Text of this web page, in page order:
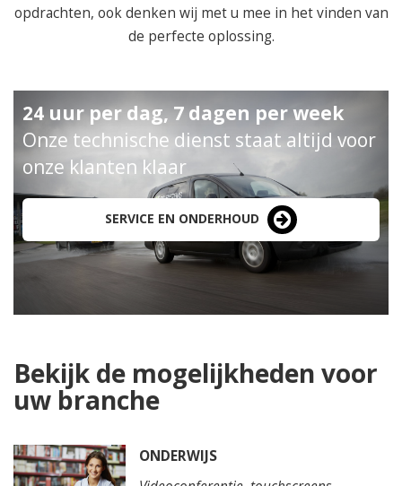
opdrachten, ook denken wij met u mee in het vinden van
de perfecte oplossing.
24 uur per dag, 7 dagen per week
Onze technische dienst staat altijd voor
onze klanten klaar
SERVICE EN ONDERHOUD
Bekijk de mogelijkheden voor
uw branche
ONDERWIJS